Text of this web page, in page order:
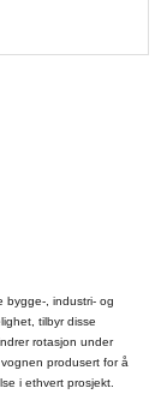
bygge-, industri- og
tilbyr disse
rotasjon under
produsert for å
i ethvert prosjekt.